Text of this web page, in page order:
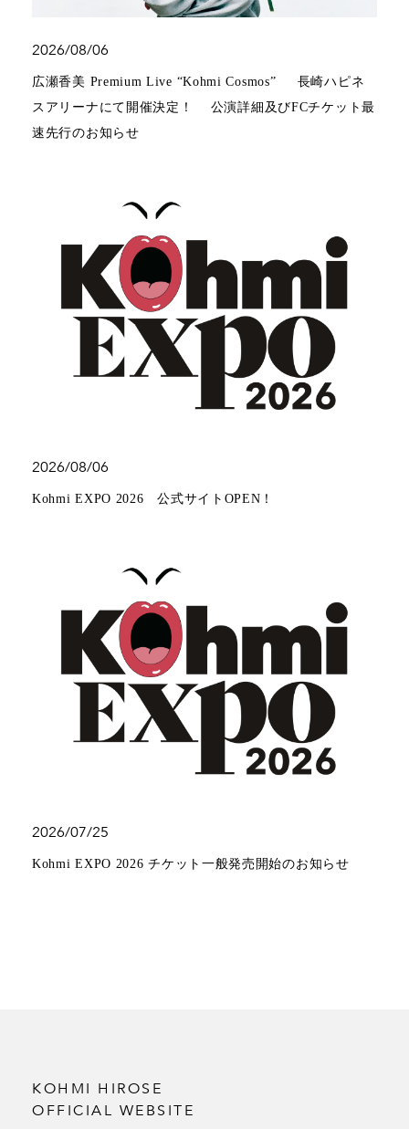
2026/08/06
広瀬香美 Premium Live “Kohmi Cosmos” 長崎ハピネ
スアリーナにて開催決定！ 公演詳細及びFCチケット最
速先行のお知らせ
2026/08/06
Kohmi EXPO 2026 公式サイトOPEN！
2026/07/25
Kohmi EXPO 2026 チケット一般発売開始のお知らせ
KOHMI HIROSE
OFFICIAL WEBSITE